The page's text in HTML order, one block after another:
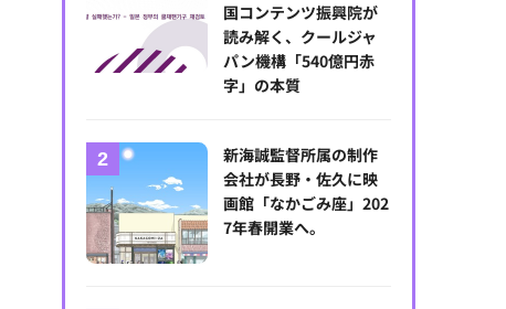
国コンテンツ振興院が
読み解く、クールジャ
パン機構「540億円赤
字」の本質
新海誠監督所属の制作
会社が長野・佐久に映
画館「なかごみ座」202
7年春開業へ。